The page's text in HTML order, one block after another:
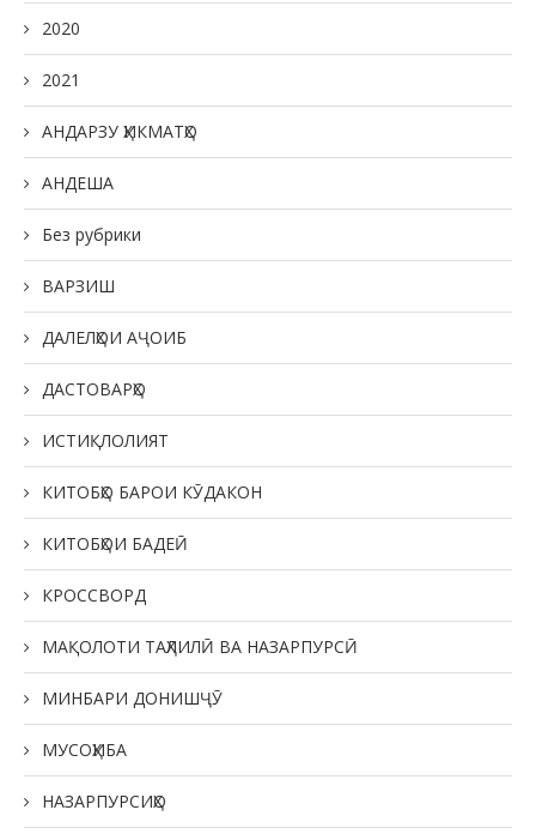
2020
2021
АНДАРЗУ ҲИКМАТҲО
АНДЕША
Без рубрики
ВАРЗИШ
ДАЛЕЛҲОИ АҶОИБ
ДАСТОВАРҲО
ИСТИҚЛОЛИЯТ
КИТОБҲО БАРОИ КӮДАКОН
КИТОБҲОИ БАДЕӢ
КРОССВОРД
МАҚОЛОТИ ТАҲЛИЛӢ ВА НАЗАРПУРСӢ
МИНБАРИ ДОНИШҶӮ
МУСОҲИБА
НАЗАРПУРСИҲО